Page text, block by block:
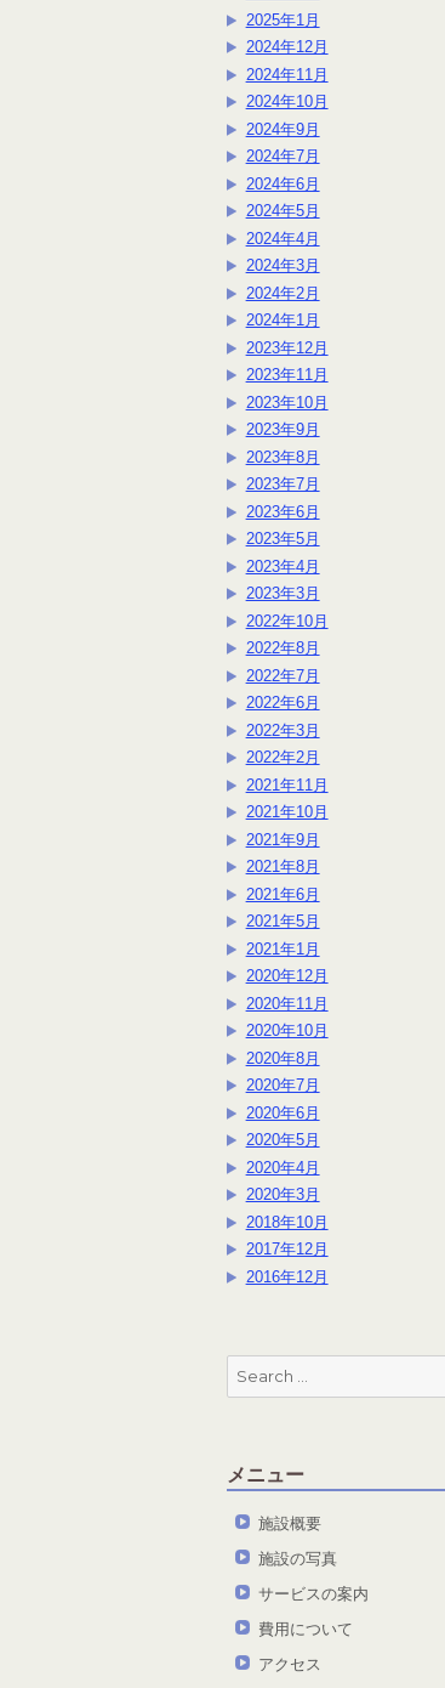
2025年1月
2024年12月
2024年11月
2024年10月
2024年9月
2024年7月
2024年6月
2024年5月
2024年4月
2024年3月
2024年2月
2024年1月
2023年12月
2023年11月
2023年10月
2023年9月
2023年8月
2023年7月
2023年6月
2023年5月
2023年4月
2023年3月
2022年10月
2022年8月
2022年7月
2022年6月
2022年3月
2022年2月
2021年11月
2021年10月
2021年9月
2021年8月
2021年6月
2021年5月
2021年1月
2020年12月
2020年11月
2020年10月
2020年8月
2020年7月
2020年6月
2020年5月
2020年4月
2020年3月
2018年10月
2017年12月
2016年12月
for:
メニュー
施設概要
施設の写真
サービスの案内
費用について
アクセス